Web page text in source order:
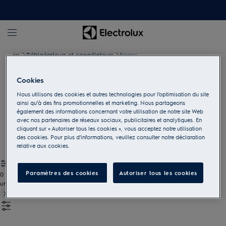
Réfrigérateurs et congélateurs Frigos
Frigos
Conservez vos ingrédients dans un réfrigérateur adapté tant à
vos besoins que votre cuisine. Découvrez notre gamme de
frigos encastrables.
0
undefined
Cookies
Nous utilisons des cookies et autres technologies pour l’optimisation du site
ainsi qu’à des fins promotionnelles et marketing. Nous partageons
également des informations concernant votre utilisation de notre site Web
avec nos partenaires de réseaux sociaux, publicitaires et analytiques. En
cliquant sur « Autoriser tous les cookies », vous acceptez notre utilisation
des cookies. Pour plus d'informations, veuillez consulter notre déclaration
relative aux cookies.
Paramètres des cookies Autoriser tous les cookies